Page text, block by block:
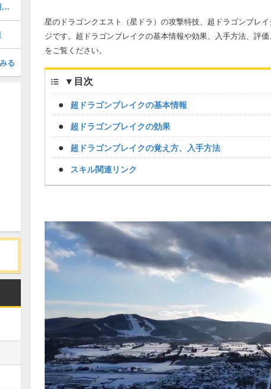
星のドラゴンクエスト（星ドラ）の攻撃特技、超ドラゴンブレ
ジです。超ドラゴンブレイクの基本情報や効果、入手方法、評
をご覧ください。
▼ 目次
超ドラゴンブレイクの基本情報
超ドラゴンブレイクの効果
超ドラゴンブレイクの覚え方、入手方法
スキル関連リンク
シーズン1第4話「枯れた千年樹」の報酬と獲得経験値
る